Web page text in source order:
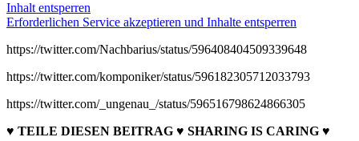
Inhalt entsperren
Erforderlichen Service akzeptieren und Inhalte entsperren
https://twitter.com/Nachbarius/status/596408404509339648
https://twitter.com/komponiker/status/596182305712033793
https://twitter.com/_ungenau_/status/596516798624866305
♥ TEILE DIESEN BEITRAG ♥ SHARING IS CARING ♥